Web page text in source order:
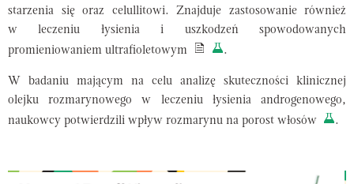
starzenia się oraz celullitowi. Znajduje zastosowanie również
w leczeniu łysienia i uszkodzeń spowodowanych
promieniowaniem ultrafioletowym
.
W badaniu mającym na celu analizę skuteczności klinicznej
olejku rozmarynowego w leczeniu łysienia androgenowego,
naukowcy potwierdzili wpływ rozmarynu na porost włosów
.